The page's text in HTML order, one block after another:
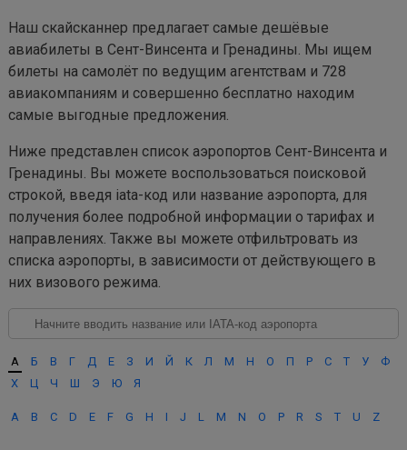
Наш скайсканнер предлагает самые дешёвые
авиабилеты в Сент-Винсента и Гренадины. Мы ищем
билеты на самолёт по ведущим агентствам и 728
авиакомпаниям и совершенно бесплатно находим
самые выгодные предложения.
Ниже представлен список аэропортов Сент-Винсента и
Гренадины. Вы можете воспользоваться поисковой
строкой, введя iata-код или название аэропорта, для
получения более подробной информации о тарифах и
направлениях. Также вы можете отфильтровать из
списка аэропорты, в зависимости от действующего в
них визового режима.
А Б В Г Д Е З И Й К Л М Н О П Р С Т У
Ф
Х
Ц Ч Ш Э Ю Я
A B C D E F G H I J L M N O P R S T U Z